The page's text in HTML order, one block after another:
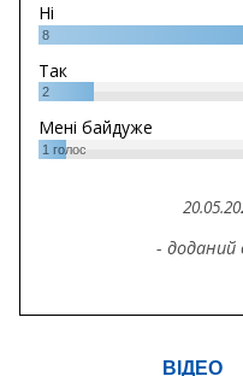
Ні
8
Так
2
Мені байдуже
1голос
- доданий
ВІДЕО